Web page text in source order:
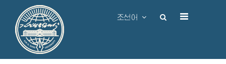
조선어